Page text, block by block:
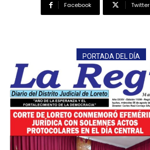
Facebook Twitter
PORTADA DEL DÍA